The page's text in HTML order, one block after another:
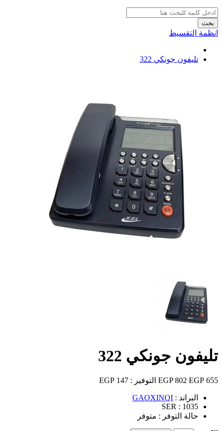
بحث
انظمة التقسيط
تليفون جونكي 322
تليفون جونكي 322
655 EGP
802 EGP التوفير : 147 EGP
البراند : GAOXINQI
SER : 1035
حالة التوفر : متوفر